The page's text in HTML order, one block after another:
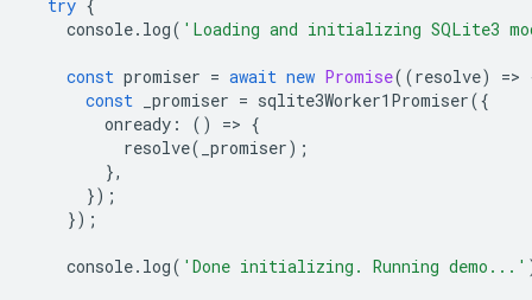
try {
console. log( 'Loading and initializing SQLite3
const promiser = await new Promise((resolve) =>
const
_promiser = sqlite3Worker1Promiser({
onready : () => {
resolve( _promiser);
},
});
});
console. log( 'Done initializing. Running demo...'